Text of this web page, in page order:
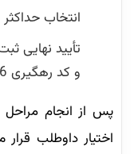
انتخاب حداکثر 100 عنوان کد رشته محل
و کد رهگیری 16 رقمی
پس از انجام
اختیار داوطلب